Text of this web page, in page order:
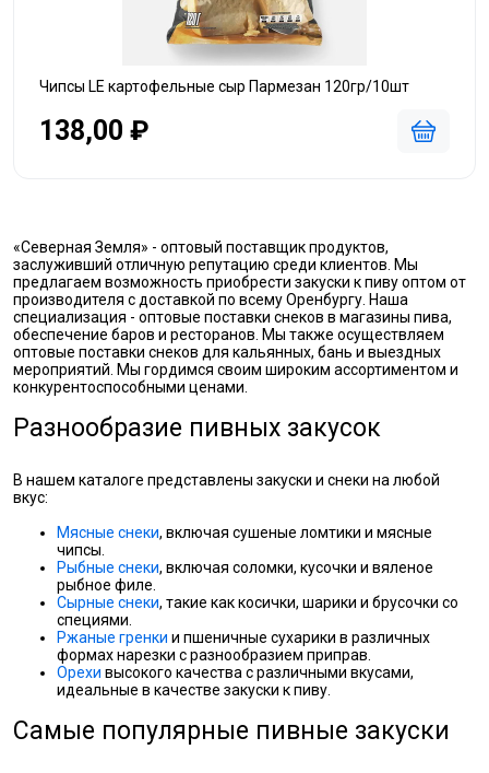
Чипсы LE картофельные сыр Пармезан 120гр/10шт
138,00 ₽
«Северная Земля» - оптовый поставщик продуктов,
заслуживший отличную репутацию среди клиентов. Мы
предлагаем возможность приобрести закуски к пиву оптом от
производителя с доставкой по всему Оренбургу. Наша
специализация - оптовые поставки снеков в магазины пива,
обеспечение баров и ресторанов. Мы также осуществляем
оптовые поставки снеков для кальянных, бань и выездных
мероприятий. Мы гордимся своим широким ассортиментом и
конкурентоспособными ценами.
Разнообразие пивных закусок
В нашем каталоге представлены закуски и снеки на любой
вкус:
Мясные снеки, включая сушеные ломтики и мясные
чипсы.
Рыбные снеки, включая соломки, кусочки и вяленое
рыбное филе.
Сырные снеки, такие как косички, шарики и брусочки со
специями.
Ржаные гренки и пшеничные сухарики в различных
формах нарезки с разнообразием приправ.
Орехи высокого качества с различными вкусами,
идеальные в качестве закуски к пиву.
Самые популярные пивные закуски